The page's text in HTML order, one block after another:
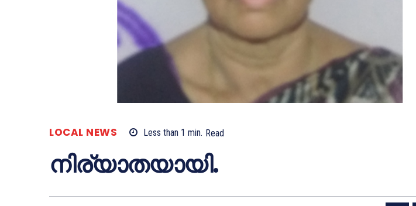
LOCAL NEWS Less than 1 min. Read
നിര്യാതയായി.